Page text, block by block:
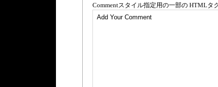
Commentスタイル指定用の一部の HTMLタ